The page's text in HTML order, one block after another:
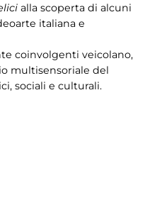
alla scoperta di alcuni
italiana e
coinvolgenti veicolano,
multisensoriale del
sociali e culturali.